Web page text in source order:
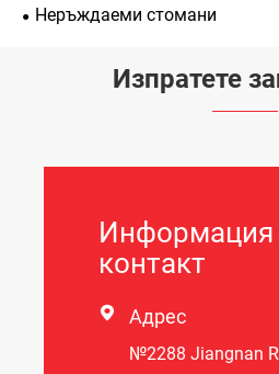
Неръждаеми стомани
Изпратете
Информация
контакт
 Адрес
№2288 Jiangnan